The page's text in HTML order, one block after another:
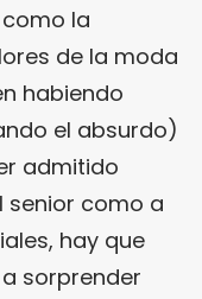
la
de la moda
habiendo
el absurdo)
admitido
senior como a
hay que
sorprender